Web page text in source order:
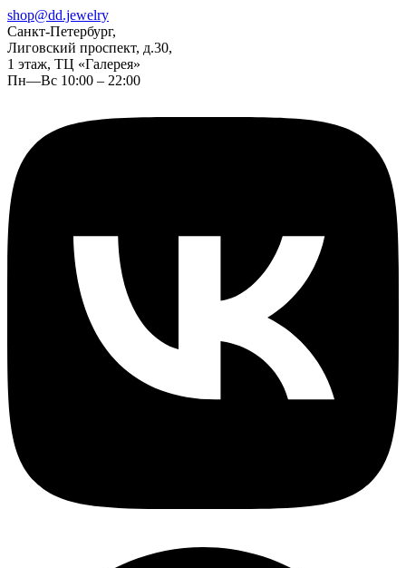
shop@dd.jewelry
Санкт-Петербург,
Лиговский проспект, д.30,
1 этаж, ТЦ «Галерея»
Пн—Вс 10:00 – 22:00